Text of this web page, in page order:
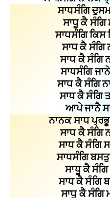
ਸਾਧਸੰਗਿ
ਸਾਧੂ ਕੈ ਸੰਗਿ
ਸਾਧਸੰਗਿ ਕਿਸ
ਸਾਧ ਕੈ ਸੰਗਿ
ਸਾਧ ਕੈ ਸੰਗਿ
ਸਾਧਸੰਗਿ
ਸਾਧ ਕੈ ਸੰਗਿ
ਸਾਧ ਕੈ ਸੰਗਿ
ਆਪੇ ਜਾਨੈ
ਨਾਨਕ ਸਾਧ
ਸਾਧ ਕੈ ਸੰਗਿ
ਸਾਧ ਕੈ ਸੰਗਿ
ਸਾਧਸੰਗਿ
ਸਾਧੂ ਕੈ
ਸਾਧ ਕੈ ਸੰਗਿ
ਸਾਧੂ ਕੈ ਸੰਗਿ